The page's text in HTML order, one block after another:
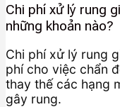
Chi phí xử lý rung
những khoản nào?
Chi phí xử lý rung
phí cho việc chẩn
thay thế các hạng
gây rung.